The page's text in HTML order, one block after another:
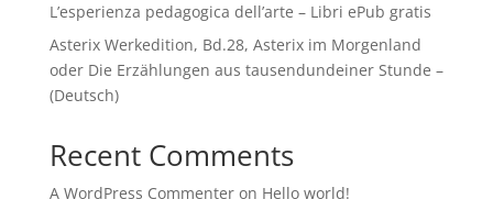
L’esperienza pedagogica dell’arte – Libri ePub gratis
Asterix Werkedition, Bd.28, Asterix im Morgenland
oder Die Erzählungen aus tausendundeiner Stunde –
(Deutsch)
Recent Comments
A WordPress Commenteron Hello world!